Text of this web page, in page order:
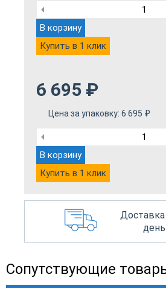
В корзину
Купить в 1 клик
6 695 ₽
Цена за упаковку: 6 695 ₽
В корзину
Купить в 1 клик
день
Сопутствующие